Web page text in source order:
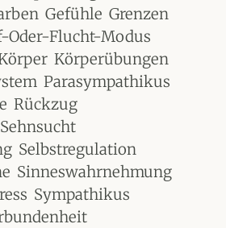
Gefühle Grenzen
Oder-Flucht-Modus
Körperübungen
Parasympathikus
Rückzug
Sehnsucht
Selbstregulation
Sinneswahrnehmung
Sympathikus